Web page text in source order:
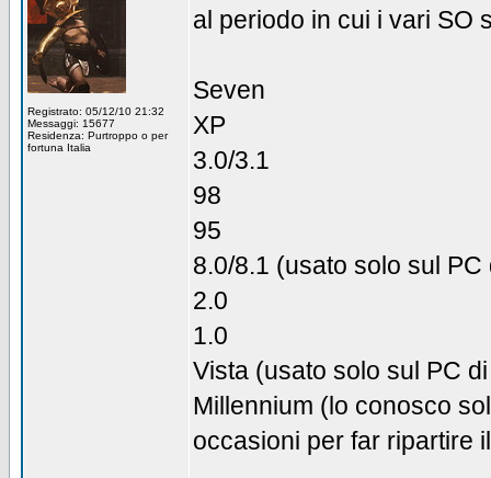
Registrato: 05/12/10 21:32
Messaggi: 15677
Residenza: Purtroppo o per
fortuna Italia
al periodo in cui i vari SO
Seven
XP
3.0/3.1
98
95
8.0/8.1 (usato solo sul PC
2.0
1.0
Vista (usato solo sul PC
Millennium (lo conosco
occasioni per far ripartire